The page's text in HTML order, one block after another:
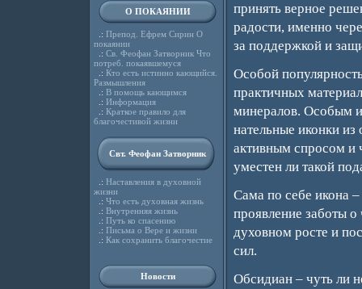
О ПОКАЯНИИ
.: Препод. Ефрем Сирин О
покаянии
.: Св. Феофан Затворник Что
потреб. покаявшемуся
.: Кто есть истинно кающийся.
Размышления
.: В помощь кающимся
.: Информация
.: Краткое правило для
благочестивой жизни
Свт. Феофан Затворник
.: Наставления в духовной
жизни
.: Что есть духовная жизнь
.: Внутренняя жизнь
.: Путь ко спасению
.: Письма о Вере и жизни
.: Как сохранить благочестие
Новости
принять верное
радости, именно
за поддержкой и
Особой
практичных
минералов. Особым
нательные иконки
активным спросом и
уместен ли такой
Сама по себе икона
проявление заботы
духовном росте и
сил.
Обсидиан – чуть ли